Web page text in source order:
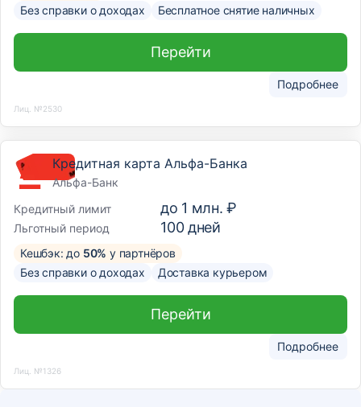
Без справки о доходах Бесплатное снятие наличных
Подробнее
Перейти
Лиц. №2530
Кредитная карта Альфа-Банка
Альфа-Банк
Кредитный лимит
до 1 млн. ₽
Льготный период 100дней
Кешбэк: до 50% у партнёров
Без справки о доходах
Доставка курьером
Подробнее
Перейти
Лиц. №1326